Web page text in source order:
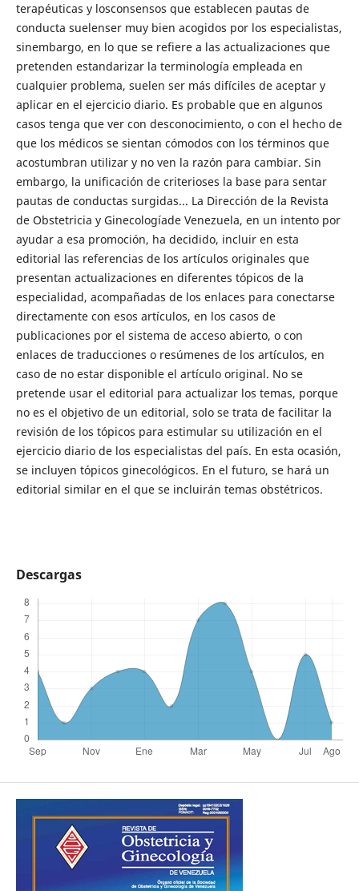
terapéuticas y losconsensos que establecen pautas de
conducta suelenser muy bien acogidos por los especialistas,
sinembargo, en lo que se refiere a las actualizaciones que
pretenden estandarizar la terminología empleada en
cualquier problema, suelen ser más difíciles de aceptar y
aplicar en el ejercicio diario. Es probable que en algunos
casos tenga que ver con desconocimiento, o con el hecho de
que los médicos se sientan cómodos con los términos que
acostumbran utilizar y no ven la razón para cambiar. Sin
embargo, la unificación de criterioses la base para sentar
pautas de conductas surgidas... La Dirección de la Revista
de Obstetricia y Ginecologíade Venezuela, en un intento por
ayudar a esa promoción, ha decidido, incluir en esta
editorial las referencias de los artículos originales que
presentan actualizaciones en diferentes tópicos de la
especialidad, acompañadas de los enlaces para conectarse
directamente con esos artículos, en los casos de
publicaciones por el sistema de acceso abierto, o con
enlaces de traducciones o resúmenes de los artículos, en
caso de no estar disponible el artículo original. No se
pretende usar el editorial para actualizar los temas, porque
no es el objetivo de un editorial, solo se trata de facilitar la
revisión de los tópicos para estimular su utilización en el
ejercicio diario de los especialistas del país. En esta ocasión,
se incluyen tópicos ginecológicos. En el futuro, se hará un
editorial similar en el que se incluirán temas obstétricos.
Descargas